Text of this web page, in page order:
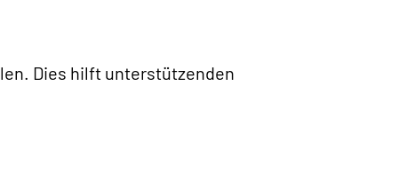
Dies hilft unterstützenden